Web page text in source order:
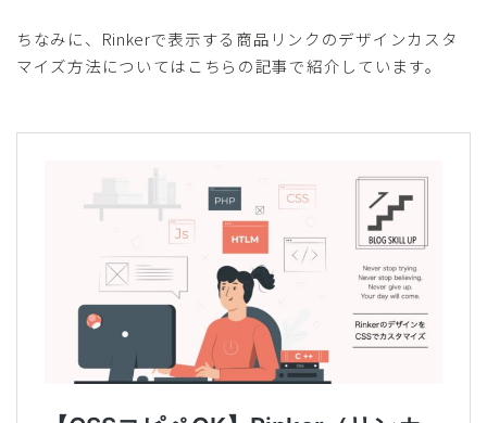
ちなみに、Rinkerで表示する商品リンクのデザインカスタ
マイズ方法についてはこちらの記事で紹介しています。